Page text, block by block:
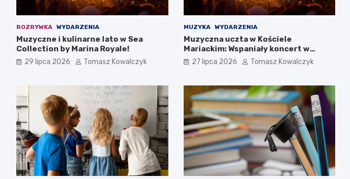
ROZRYWKA WYDARZENIA
Muzyczne i kulinarne lato w Sea
Collection by Marina Royale!
29 lipca 2026 Tomasz Kowalczyk
MUZYKA WYDARZENIA
Muzyczna uczta w Kościele
Mariackim: Wspaniały koncert w
Darłowie
27 lipca 2026 Tomasz Kowalczyk